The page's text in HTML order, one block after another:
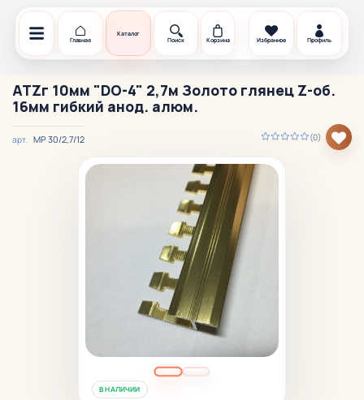
Главная
Каталог
Поиск
Корзина Избранное Профиль
ATZг 10мм "DO-4" 2,7м Золото глянец Z-об.
16мм гибкий анод. алюм.
(0)
арт. МР 30/2,7/12
В НАЛИЧИИ